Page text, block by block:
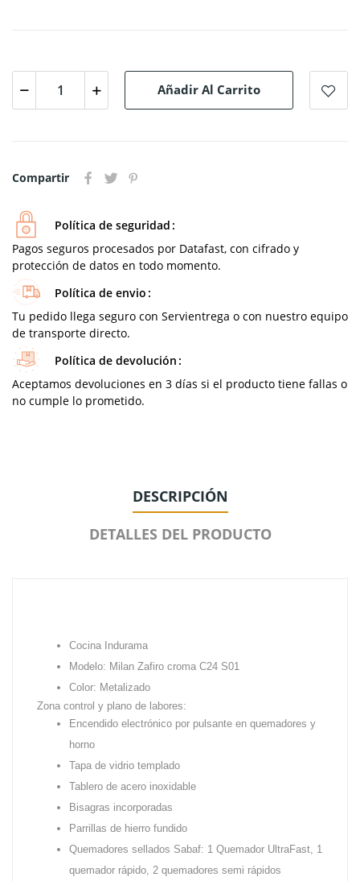
Añadir Al Carrito
Compartir
Política de seguridad
Pagos seguros procesados por Datafast, con cifrado y
protección de datos en todo momento.
Política de envio
Tu pedido llega seguro con Servientrega o con nuestro equipo
de transporte directo.
Política de devolución
Aceptamos devoluciones en 3 días si el producto tiene fallas o
no cumple lo prometido.
DESCRIPCIÓN
DETALLES DEL PRODUCTO
Cocina Indurama
Modelo: Milan Zafiro croma C24 S01
Color: Metalizado
Zona control y plano de labores:
Encendido electrónico por pulsante en quemadores y
horno
Tapa de vidrio templado
Tablero de acero inoxidable
Bisagras incorporadas
Parrillas de hierro fundido
Quemadores sellados Sabaf: 1 Quemador UltraFast, 1
quemador rápido, 2 quemadores semi rápidos